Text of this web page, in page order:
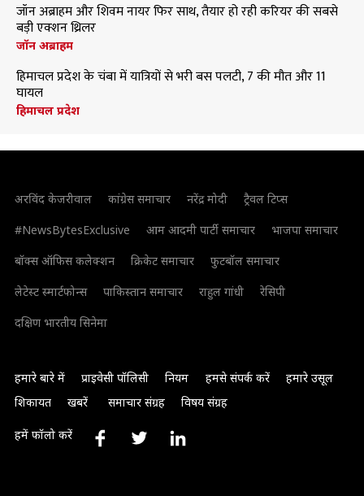
जॉन अब्राहम और शिवम नायर फिर साथ, तैयार हो रही करियर की सबसे
बड़ी एक्शन थ्रिलर
जॉन अब्राहम
हिमाचल प्रदेश के चंबा में यात्रियों से भरी बस पलटी, 7 की मौत और 11
घायल
हिमाचल प्रदेश
अरविंद केजरीवाल कांग्रेस समाचार नरेंद्र मोदी
ट्रैवल टिप्स
#NewsBytesExclusive
आम आदमी पार्टी समाचार
भाजपा समाचार
बॉक्स ऑफिस कलेक्शन
क्रिकेट समाचार
फुटबॉल समाचार
लेटेस्ट स्मार्टफोन्स
पाकिस्तान समाचार राहुल गांधी
रेसिपी
दक्षिण भारतीय सिनेमा
हमारे बारे में प्राइवेसी पॉलिसी नियम हमसे संपर्क करें
हमारे उसूल
शिकायत
खबरें समाचार संग्रह विषय संग्रह
हमें फॉलो करें